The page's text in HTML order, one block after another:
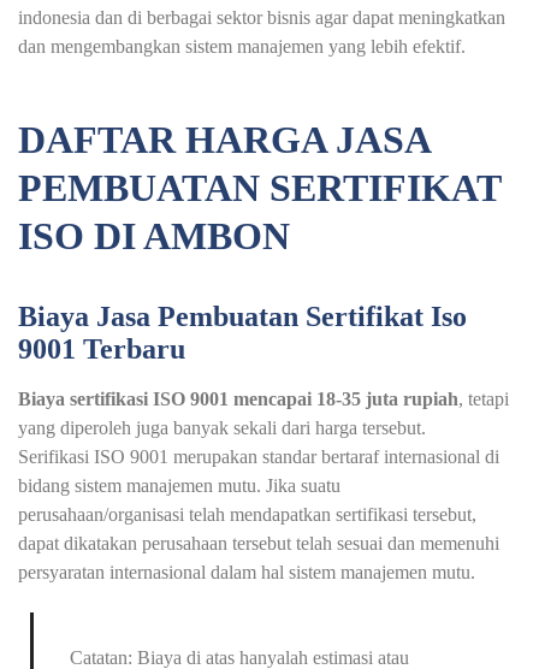
indonesia dan di berbagai sektor bisnis agar dapat meningkatkan
dan mengembangkan sistem manajemen yang lebih efektif.
DAFTAR HARGA JASA
PEMBUATAN SERTIFIKAT
ISO DI AMBON
Biaya Jasa Pembuatan Sertifikat Iso
9001 Terbaru
Biaya sertifikasi ISO 9001 mencapai 18-35 juta rupiah, tetapi
yang diperoleh juga banyak sekali dari harga tersebut.
Serifikasi ISO 9001 merupakan standar bertaraf internasional di
bidang sistem manajemen mutu. Jika suatu
perusahaan/organisasi telah mendapatkan sertifikasi tersebut,
dapat dikatakan perusahaan tersebut telah sesuai dan memenuhi
persyaratan internasional dalam hal sistem manajemen mutu.
Catatan: Biaya di atas hanyalah estimasi atau